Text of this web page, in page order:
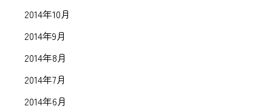
2014年10月
2014年9月
2014年8月
2014年7月
2014年6月